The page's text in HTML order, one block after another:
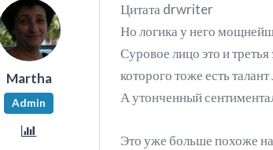
Martha
Admin
Цитата drwriter
Но логика у него
Суровое лицо это и
которого тоже есть
А утонченный
Это уже больше похоже